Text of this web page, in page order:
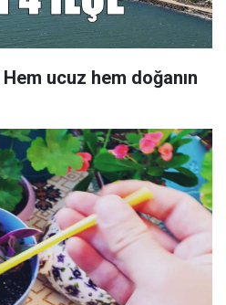
ucuz hem doğanın